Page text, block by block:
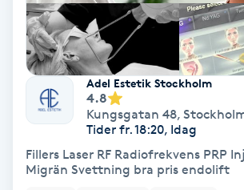
Sklerosering
Skoinlägg
Skägg
Skäggfärgning
Adel Estetik Stockholm
4.8
Kungsgatan 48,
Tider fr. 18:20, Idag
Fillers Laser RF Radiofrekvens PRP
Migrän Svettning bra pris endolift